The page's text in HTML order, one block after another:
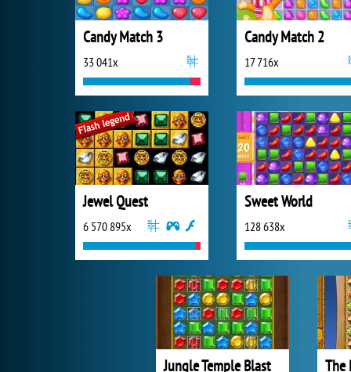
Candy Match 3
33 041x
Candy Match 2
17 716x
Jewel Quest
6 570 895x
Sweet World
128 638x
Jungle Temple Blast The